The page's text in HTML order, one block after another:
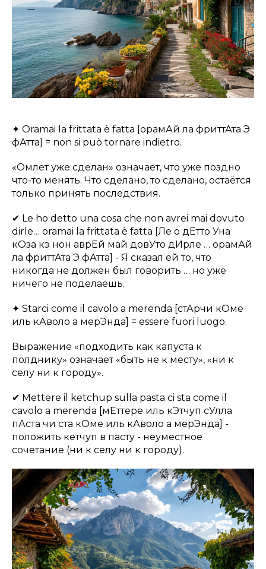
✦ Oramai la frittata è fatta [орамАй ла фриттАта Э
фАтта] = non si può tornare indietro.
«Омлет уже сделан» означает, что уже поздно
что-то менять. Что сделано, то сделано, остаётся
только принять последствия.
✔ Le ho detto una cosa che non avrei mai dovuto
dirle… oramai la frittata è fatta [Ле о дЕтто Уна
кОза кэ нон аврЕй май довУто дИрле … орамАй
ла фриттАта Э фАтта] - Я сказал ей то, что
никогда не должен был говорить … но уже
ничего не поделаешь.
✦ Starci come il cavolo a merenda [стАрчи кОме
иль кАволо а мерЭнда] = essere fuori luogo.
Выражение «подходить как капуста к
полднику» означает «быть не к месту», «ни к
селу ни к городу».
✔ Mettere il ketchup sulla pasta ci sta come il
cavolo a merenda [мЕттере иль кЭтчуп сУлла
пАста чи ста кОме иль кАволо а мерЭнда] -
положить кетчуп в пасту - неуместное
сочетание (ни к селу ни к городу).